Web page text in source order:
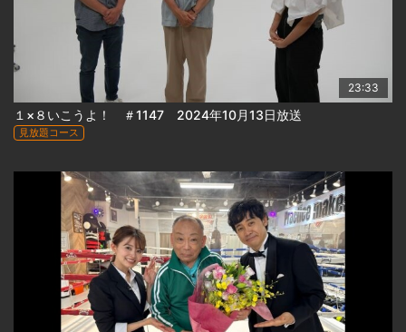
23:33
１×８いこうよ！ ＃1147 2024年10月13日放送
見放題コース